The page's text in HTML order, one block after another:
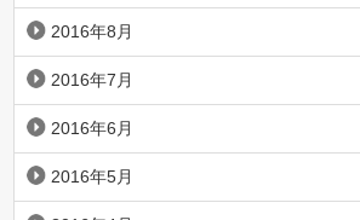
2016年8月
2016年7月
2016年6月
2016年5月